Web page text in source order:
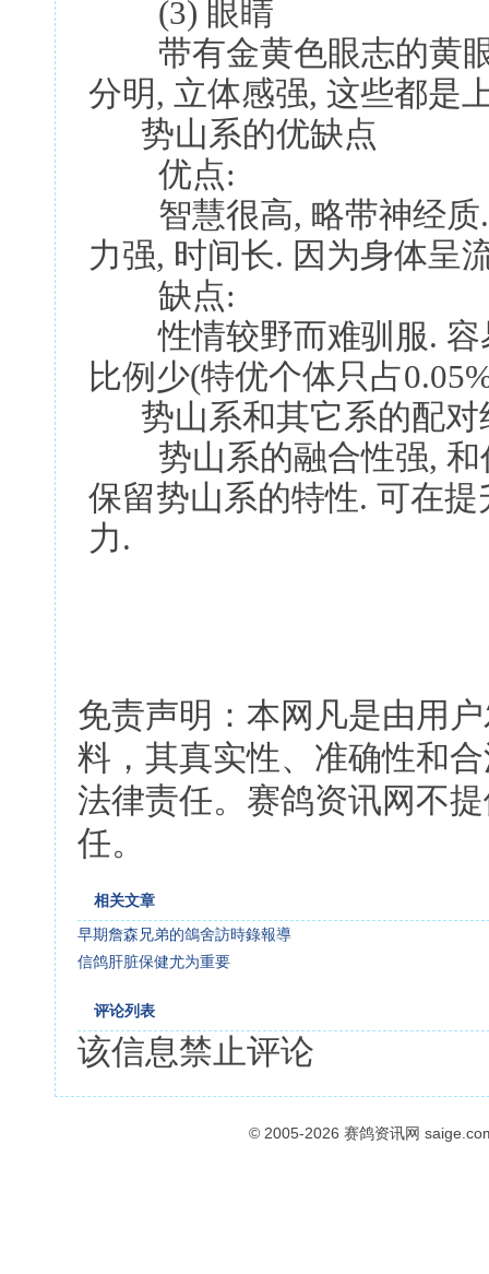
(3) 眼睛
带有金黄色眼志的黄眼
分明, 立体感强, 这些都是
势山系的优缺点
优点:
智慧很高, 略带神经质.
力强, 时间长. 因为身体呈
缺点:
性情较野而难驯服. 容
比例少(特优个体只占
势山系和其它系的配对
势山系的融合性强, 和
保留势山系的特性. 可在
力.
免责声明：本网凡是由用
料，其真实性、准确性和
法律责任。赛鸽资讯网不
任。
相关文章
早期詹森兄弟的鴿舍訪時錄報導
信鸽肝脏保健尤为重要
评论列表
该信息禁止评论
© 2005-2026 赛鸽资讯网